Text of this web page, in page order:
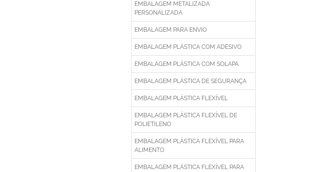
EMBALAGEM METALIZADA
PERSONALIZADA
EMBALAGEM PARA ENVIO
EMBALAGEM PLÁSTICA COM ADESIVO
EMBALAGEM PLÁSTICA COM SOLAPA
EMBALAGEM PLÁSTICA DE SEGURANÇA
EMBALAGEM PLÁSTICA FLEXÍVEL
EMBALAGEM PLÁSTICA FLEXÍVEL DE
POLIETILENO
EMBALAGEM PLÁSTICA FLEXÍVEL PARA
ALIMENTO
EMBALAGEM PLÁSTICA FLEXÍVEL PARA